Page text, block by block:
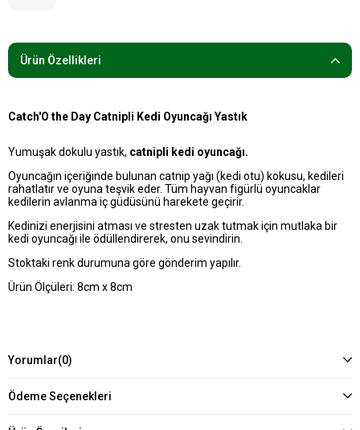
Ürün Özellikleri
Catch'O the Day Catnipli Kedi Oyuncağı Yastık
Yumuşak dokulu yastık, catnipli kedi oyuncağı.
Oyuncağın içeriğinde bulunan catnip yağı (kedi otu) kokusu, kedileri
rahatlatır ve oyuna teşvik eder. Tüm hayvan figürlü oyuncaklar
kedilerin avlanma iç güdüsünü harekete geçirir.
Kedinizi enerjisini atması ve stresten uzak tutmak için mutlaka bir
kedi oyuncağı ile ödüllendirerek, onu sevindirin.
Stoktaki renk durumuna göre gönderim yapılır.
Ürün Ölçüleri: 8cm x 8cm
Yorumlar(0)
Ödeme Seçenekleri